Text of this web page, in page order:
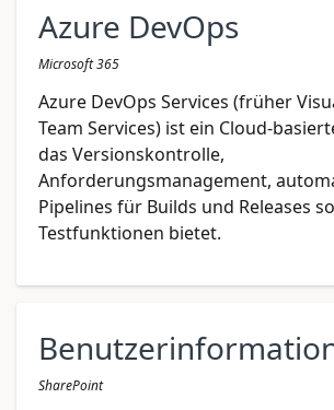
Azure DevOps
Microsoft 365
Azure DevOps Services (früher
Team Services) ist ein Cloud-
das Versionskontrolle,
Anforderungsmanagement,
Pipelines für Builds und Releases
Testfunktionen bietet.
SharePoint